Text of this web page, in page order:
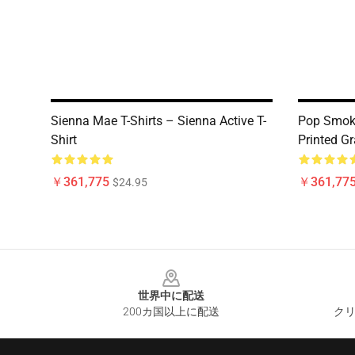
Sienna Mae T-Shirts – Sienna Active T-
Shirt
￥361,775 $24.95
Pop
Printed
￥
世界中に配送
200カ国以上に配送
ク